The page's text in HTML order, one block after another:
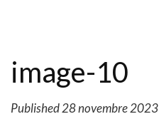
image-10
Published28 novembre 2023